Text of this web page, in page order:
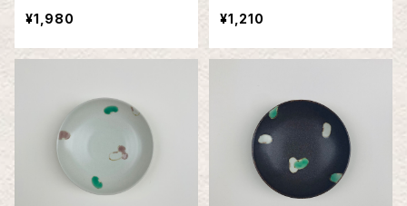
スプーン レンゲ
¥1,980
¥1,210